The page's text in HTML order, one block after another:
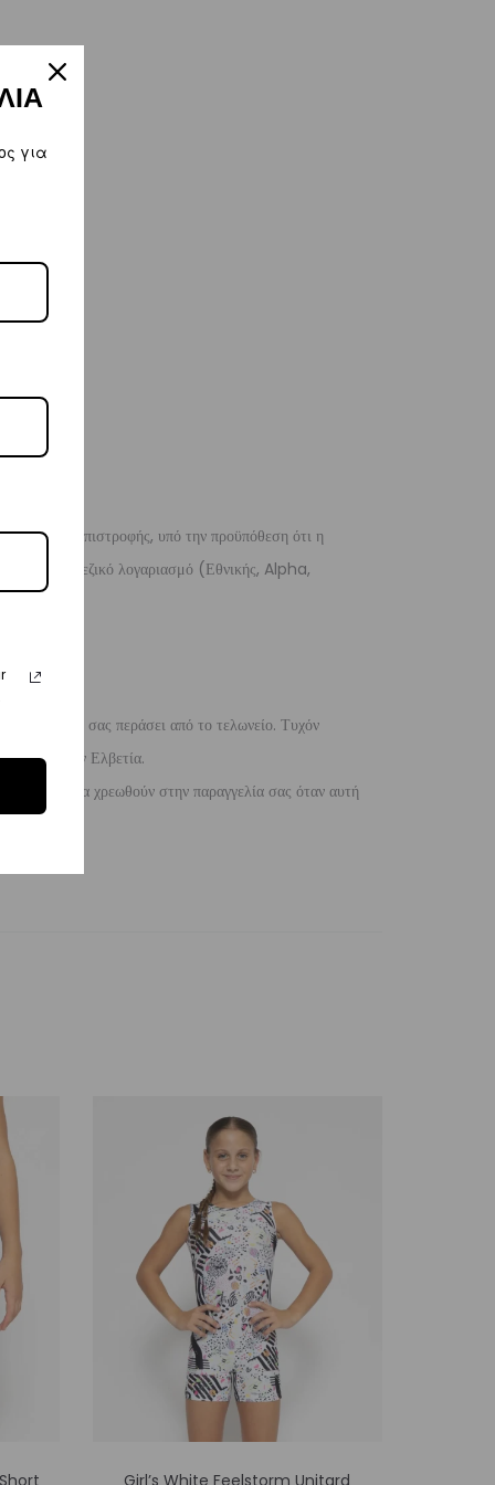
της επιστροφής, υπό την προϋπόθεση ότι η
σε ένα τραπεζικό λογαριασμό (Εθνικής, Alpha,
παραγγελία σας περάσει από το τελωνείο. Τυχόν
και την Ελβετία.
να χρεωθούν στην παραγγελία σας όταν αυτή
Girl’s White Feelstorm Unitard
για